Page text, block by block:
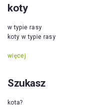
koty
w typie rasy
koty w typie rasy
więcej
Szukasz
kota?